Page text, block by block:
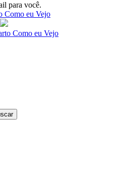
para você.
Como eu Vejo